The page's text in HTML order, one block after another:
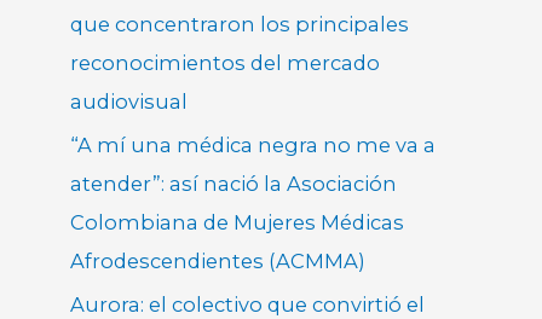
que concentraron los principales
reconocimientos del mercado
audiovisual
“A mí una médica negra no me va a
atender”: así nació la Asociación
Colombiana de Mujeres Médicas
Afrodescendientes (ACMMA)
Aurora: el colectivo que convirtió el